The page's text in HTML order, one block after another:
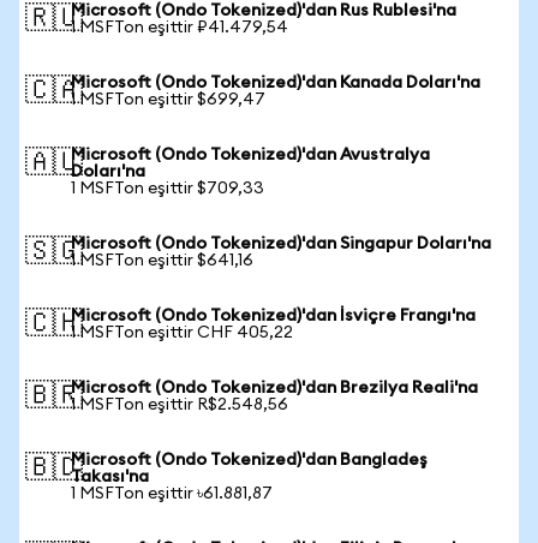
🇷🇺Microsoft (Ondo Tokenized)'dan Rus Rublesi'na
1 MSFTon eşittir ₽41.479,54
🇨🇦Microsoft (Ondo Tokenized)'dan Kanada Doları'na
1 MSFTon eşittir $699,47
🇦🇺Microsoft (Ondo Tokenized)'dan Avustralya
Doları'na
1 MSFTon eşittir $709,33
🇸🇬Microsoft (Ondo Tokenized)'dan Singapur Doları'na
1 MSFTon eşittir $641,16
🇨🇭Microsoft (Ondo Tokenized)'dan İsviçre Frangı'na
1 MSFTon eşittir CHF 405,22
🇧🇷Microsoft (Ondo Tokenized)'dan Brezilya Reali'na
1 MSFTon eşittir R$2.548,56
🇧🇩Microsoft (Ondo Tokenized)'dan Bangladeş
Takası'na
1 MSFTon eşittir ৳61.881,87